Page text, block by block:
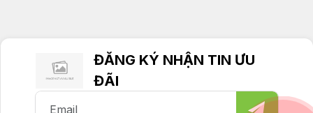
ĐĂNG KÝ NHẬN TIN ƯU
ĐÃI